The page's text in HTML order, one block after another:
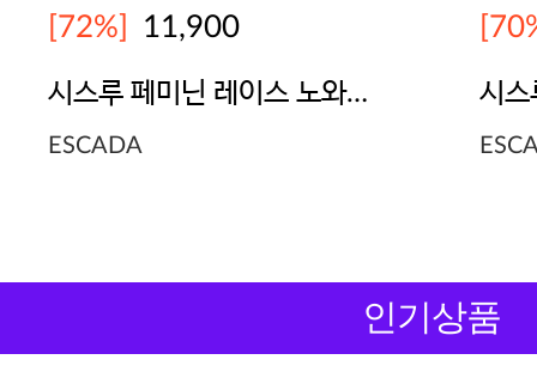
[72%] 11,900
시스루 페미닌 레이스 노와이어 브라
ESCADA
시스
인기상품